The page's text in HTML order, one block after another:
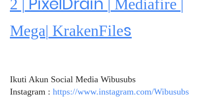
2 |
| Mediafire |
Mega| KrakenFiles
Ikuti Akun Social Media Wibusubs
Instagram : https://www.instagram.com/Wibusubs